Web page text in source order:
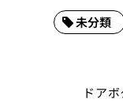
未分類
ドア